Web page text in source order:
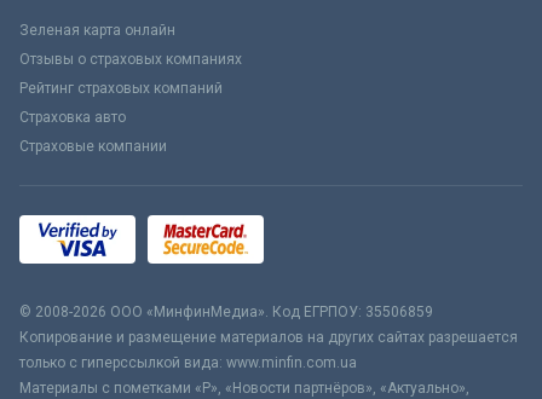
Зеленая карта онлайн
Отзывы о страховых компаниях
Рейтинг страховых компаний
Страховка авто
Страховые компании
© 2008-2026 ООО «МинфинМедиа». Код ЕГРПОУ: 35506859
Копирование и размещение материалов на других сайтах разрешается
только с гиперссылкой вида: www.minfin.com.ua
Материалы с пометками «Р», «Новости партнёров», «Актуально»,